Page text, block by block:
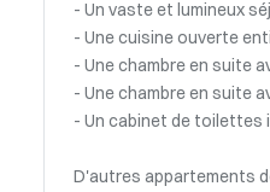
- Un vaste et lumineux
- Une cuisine ouverte
- Une chambre en suite
- Une chambre en suite
- Un cabinet de toilettes
D'autres appartements